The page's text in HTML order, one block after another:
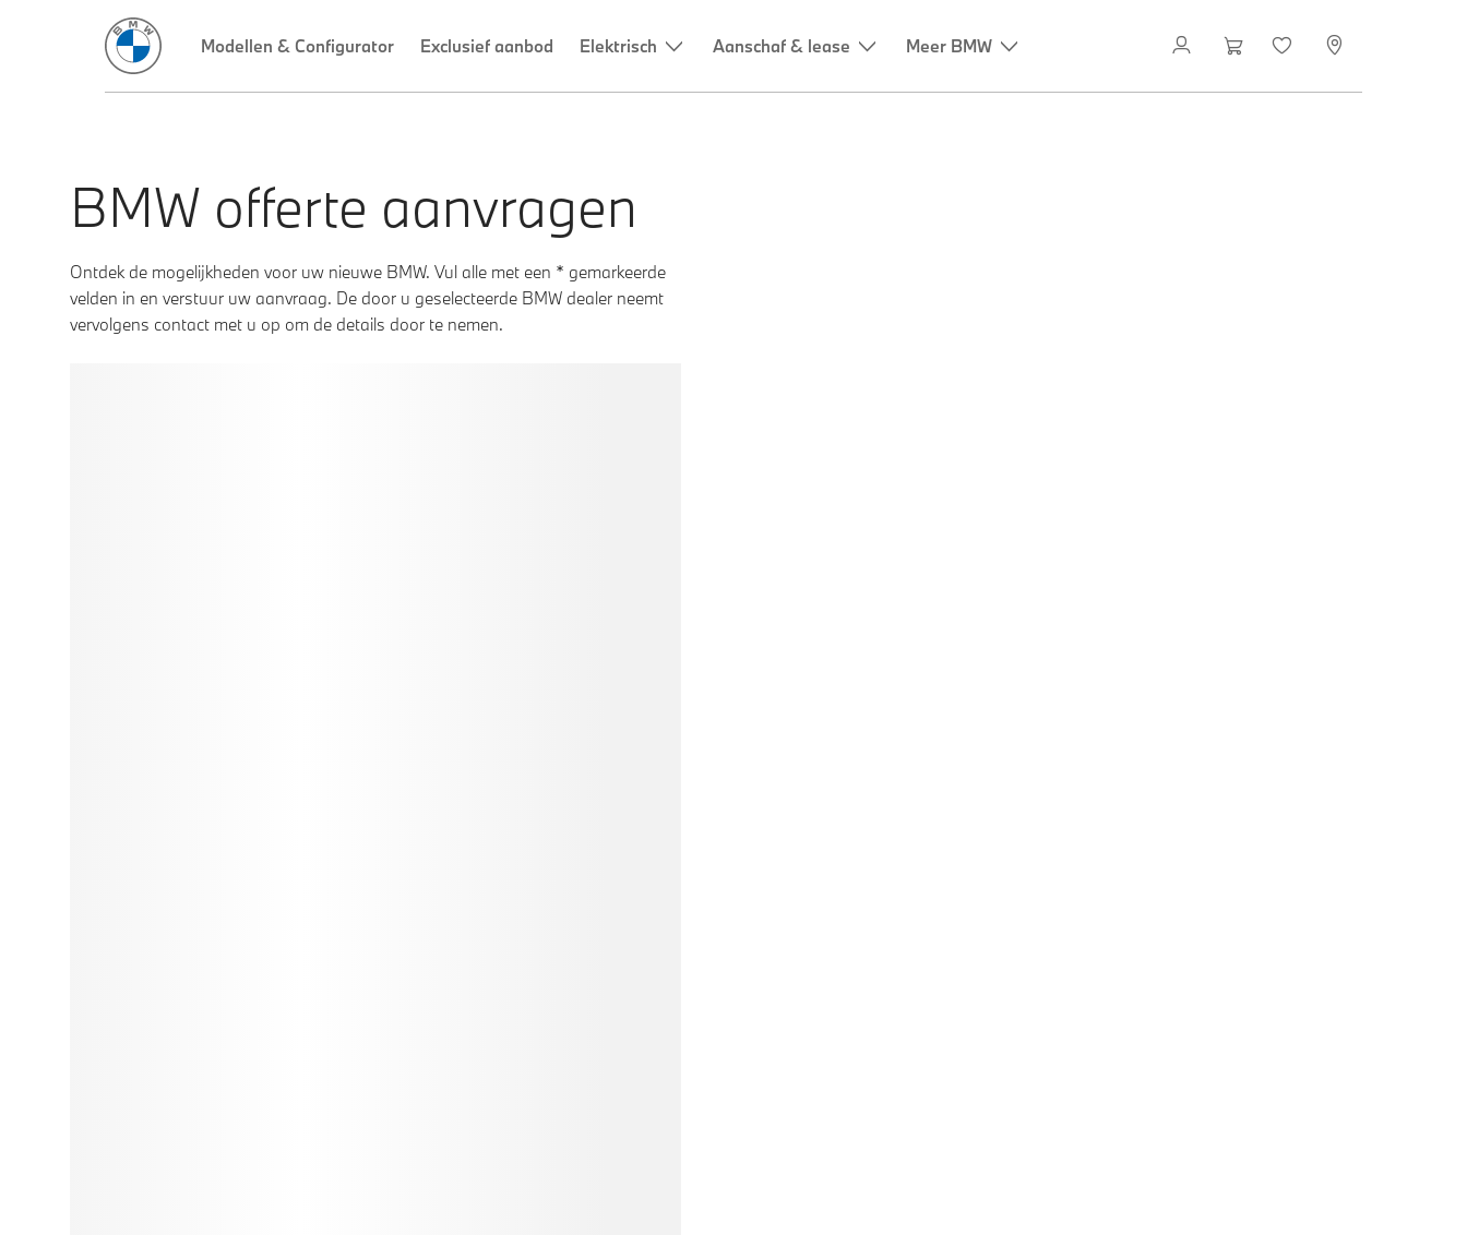
BMW offerte aanvragen
Ontdek de mogelijkheden voor uw nieuwe BMW. Vul alle met een * gemarkeerde
velden in en verstuur uw aanvraag. De door u geselecteerde BMW dealer neemt
vervolgens contact met u op om de details door te nemen.